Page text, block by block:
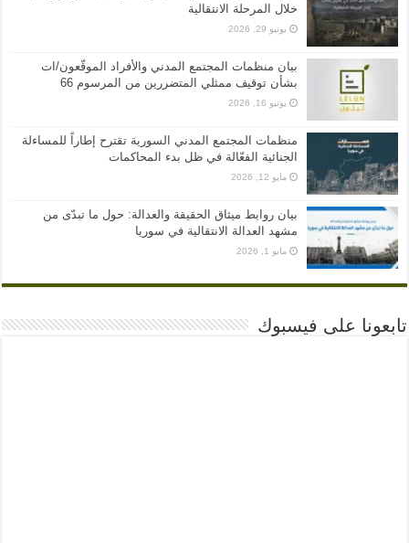
خلال المرحلة الانتقالية
يونيو 29, 2026
بيان منظمات المجتمع المدني والأفراد الموقّعون/ات
بشأن توقيف ممثلي المتضررين من المرسوم 66
يونيو 16, 2026
منظمات المجتمع المدني السورية تقترح إطاراً للمساءلة
الجنائية الفعّالة في ظل بدء المحاكمات
مايو 12, 2026
بيان روابط ميثاق الحقيقة والعدالة: حول ما تبدّى من
مشهد العدالة الانتقالية في سوريا
مايو 1, 2026
تابعونا على فيسبوك